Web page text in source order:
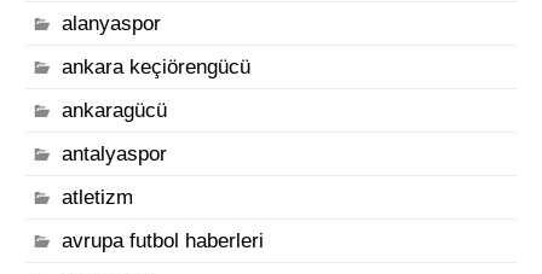
alanyaspor
ankara keçiörengücü
ankaragücü
antalyaspor
atletizm
avrupa futbol haberleri